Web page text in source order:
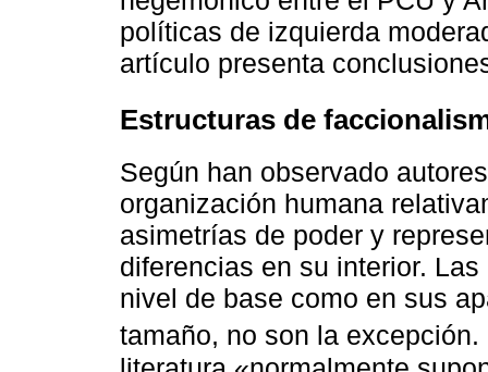
políticas de izquierda
artículo presenta
Estructuras de
Según han observado
organización humana
asimetrías de poder y
diferencias en su interior.
nivel de base como en sus
tamaño, no son la